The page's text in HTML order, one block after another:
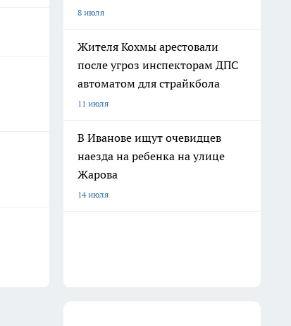
8 июля
Жителя Кохмы арестовали
после угроз инспекторам ДПС
автоматом для страйкбола
11 июля
В Иванове ищут очевидцев
наезда на ребенка на улице
Жарова
14 июля